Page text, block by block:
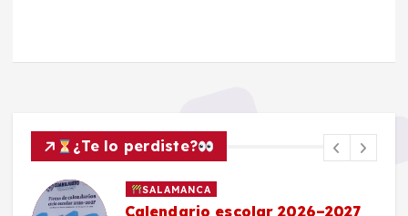
¿Te lo perdiste?
SALAMANCA
Calendario escolar 2026–2027